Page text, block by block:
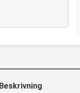
Beskrivning